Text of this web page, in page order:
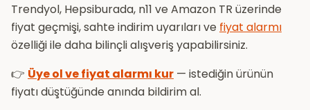
Trendyol, Hepsiburada, n11 ve Amazon TR üzerinde
fiyat geçmişi, sahte indirim uyarıları ve fiyat alarmı
özelliği ile daha bilinçli alışveriş yapabilirsiniz.
👉 Üye ol ve fiyat alarmı kur — istediğin ürünün
fiyatı düştüğünde anında bildirim al.